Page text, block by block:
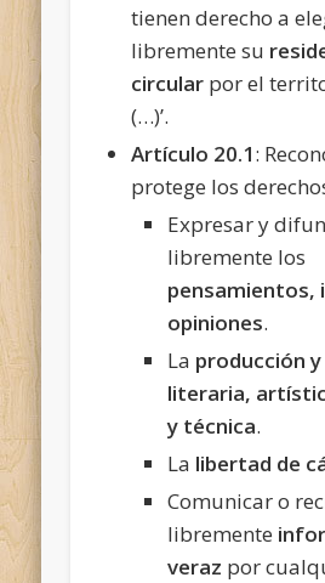
tienen derecho a
libremente su
circular por el
(…)’.
Artículo 20.1:
protege los
Expresar y
libremente los
pensamientos,
opiniones.
La producción
literaria,
y técnica.
La libertad de
Comunicar o
libremente
veraz por